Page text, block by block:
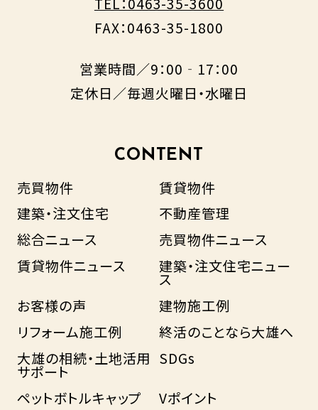
FAX：0463-35-1800
営業時間／9：00‐17：00
定休日／毎週火曜日・水曜日
CONTENT
売買物件
賃貸物件
建築・注文住宅
不動産管理
総合ニュース
売買物件ニュース
賃貸物件ニュース
建築・注文住宅ニュー
ス
お客様の声
建物施工例
リフォーム施工例
終活のことなら大雄へ
大雄の相続・土地活用
サポート
SDGs
ペットボトルキャップ
Vポイント